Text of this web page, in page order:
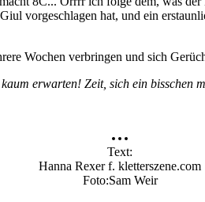
vorgeschlagen hat, und ein
Wochen verbringen und sich
erwarten! Zeit, sich ein bisschen
Text
Hanna Rexer f. kletterszene.com
Foto Sam Weir